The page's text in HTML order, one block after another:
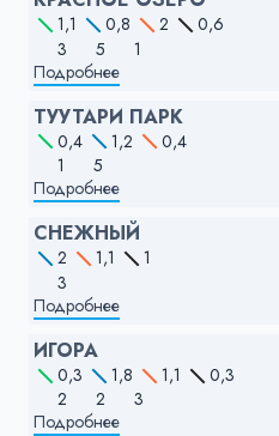
1,1 0,8 2
0,6
3
5
1
Подробнее
ТУУТАРИ ПАРК
0,4 1,2
0,4
1
5
Подробнее
СНЕЖНЫЙ
2 1,1
1
3
Подробнее
ИГОРА
0,3 1,8 1,1
0,3
2
2
3
Подробнее